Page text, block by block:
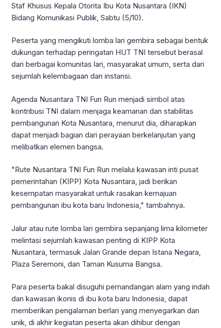
Staf Khusus Kepala Otorita Ibu Kota Nusantara (IKN)
Bidang Komunikasi Publik, Sabtu (5/10).
Peserta yang mengikuti lomba lari gembira sebagai bentuk
dukungan terhadap peringatan HUT TNI tersebut berasal
dari berbagai komunitas lari, masyarakat umum, serta dari
sejumlah kelembagaan dan instansi.
Agenda Nusantara TNI Fun Run menjadi simbol atas
kontribusi TNI dalam menjaga keamanan dan stabilitas
pembangunan Kota Nusantara, menurut dia, diharapkan
dapat menjadi bagian dari perayaan berkelanjutan yang
melibatkan elemen bangsa.
"Rute Nusantara TNI Fun Run melalui kawasan inti pusat
pemerintahan (KIPP) Kota Nusantara, jadi berikan
kesempatan masyarakat untuk rasakan kemajuan
pembangunan ibu kota baru Indonesia," tambahnya.
Jalur atau rute lomba lari gembira sepanjang lima kilometer
melintasi sejumlah kawasan penting di KIPP Kota
Nusantara, termasuk Jalan Grande depan Istana Negara,
Plaza Seremoni, dan Taman Kusuma Bangsa.
Para peserta bakal disuguhi pemandangan alam yang indah
dan kawasan ikonis di ibu kota baru Indonesia, dapat
memberikan pengalaman berlari yang menyegarkan dan
unik, di akhir kegiatan peserta akan dihibur dengan